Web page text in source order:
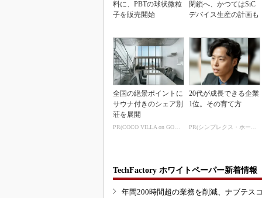
料に、PBTの球状微粒
子を販売開始
閉鎖へ、かつてはSiC
デバイス生産の計画も
全国の絶景ポイントに
サウナ付きのシェア別
荘を展開
PR(COCO VILLA on GOETHE)
20代が成長できる企業
1位。その育て方
PR(シンプレクス・ホールディングス)
TechFactory ホワイトペーパー新着情報
年間200時間超の業務を削減、ナブテス